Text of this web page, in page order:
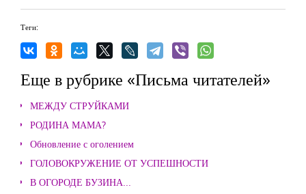
Теги:
Еще в рубрике «Письма читателей»
МЕЖДУ СТРУЙКАМИ
РОДИНА МАМА?
Обновление с оголением
ГОЛОВОКРУЖЕНИЕ ОТ УСПЕШНОСТИ
В ОГОРОДЕ БУЗИНА...